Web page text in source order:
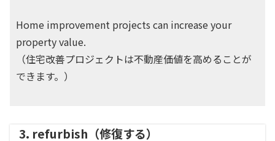
Home improvement projects can increase your
property value.
（住宅改善プロジェクトは不動産価値を高めることが
できます。）
3. refurbish（修復する）